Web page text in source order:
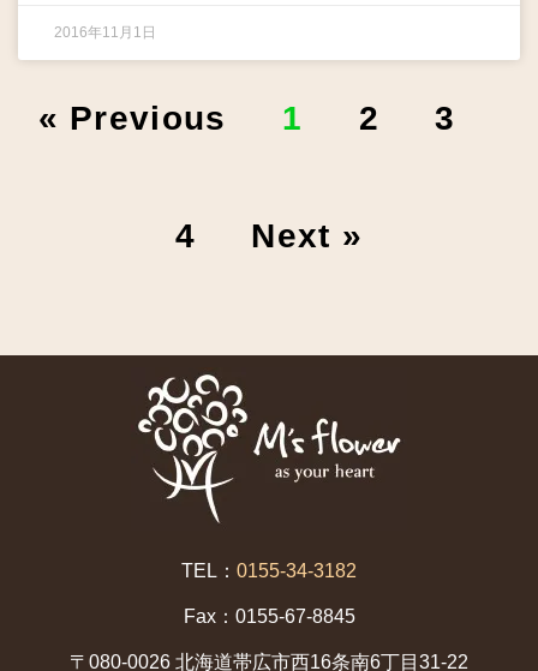
2016年11月1日
« Previous 1 2 3
4 Next »
TEL： 0155-34-3182
Fax：0155-67-8845
〒080-0026 北海道帯広市西16条南6丁目31-22